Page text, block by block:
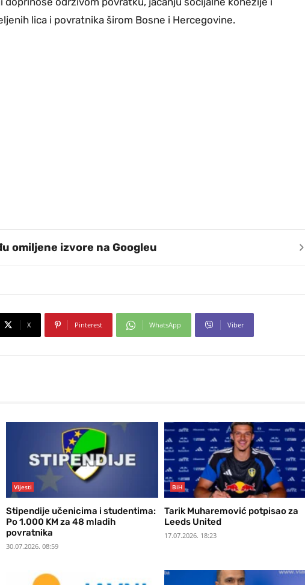
lica i povratnika širom Bosne i Hercegovine.
omiljene izvore na Googleu ›
X Pinterest WhatsApp Viber
Vijesti
Stipendije učenicima i studentima:
Po 1.000 KM za 48 mladih
povratnika
30.07.2026. 08:59
BiH
Tarik Muharemović potpisao za
Leeds United
17.07.2026. 18:23